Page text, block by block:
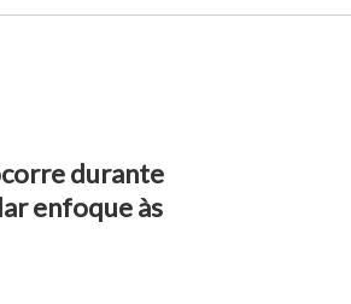
durante
enfoque às